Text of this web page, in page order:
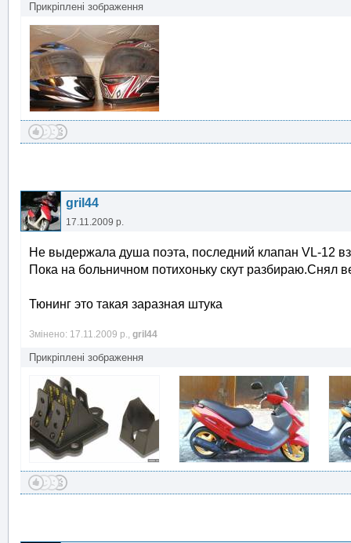
Прикріплені зображення
gril44
17.11.2009 р.
Не выдержала душа поэта, последний клапан VL-12
Пока на больничном потихоньку скут разбираю.Снял
Тюнинг это такая заразная штука
Змінено: 17.11.2009 р., gril44
Прикріплені зображення